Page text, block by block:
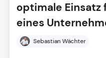
optimale Einsatz
eines
Sebastian Wächter